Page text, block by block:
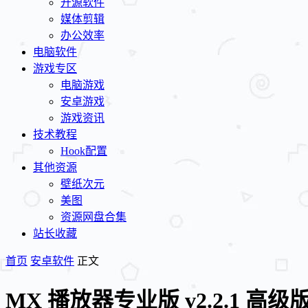
媒体剪辑
办公效率
电脑软件
游戏专区
电脑游戏
安卓游戏
游戏资讯
技术教程
Hook配置
其他资源
壁纸次元
美图
资源网盘合集
站长收藏
首页 安卓软件 正文
MX 播放器专业版 v2.2.1 高级